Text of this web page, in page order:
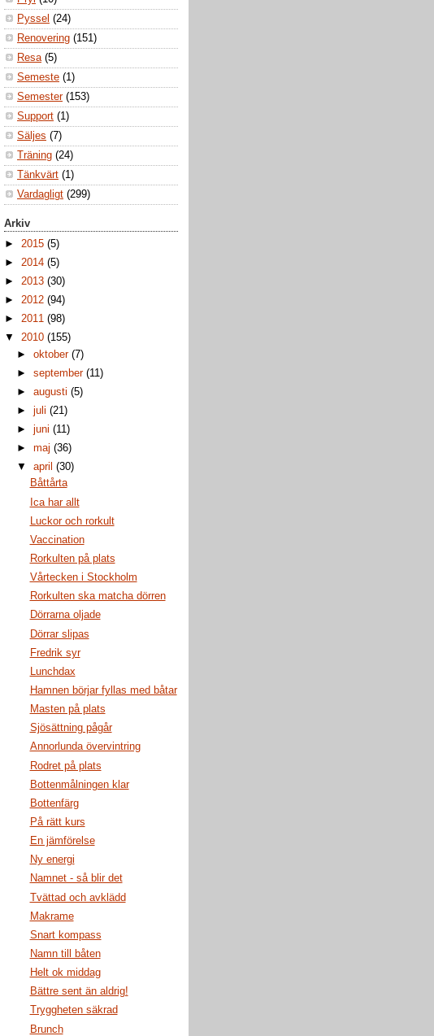
Pyssel (24)
Renovering (151)
Resa (5)
Semeste (1)
Semester (153)
Support (1)
Säljes (7)
Träning (24)
Tänkvärt (1)
Vardagligt (299)
Arkiv
► 2015 (5)
► 2014 (5)
► 2013 (30)
► 2012 (94)
► 2011 (98)
▼ 2010 (155)
►oktober(7)
►september(11)
►augusti(5)
►juli(21)
►juni(11)
►maj(36)
▼april(30)
Båttårta
Ica har allt
Luckor och rorkult
Vaccination
Rorkulten på plats
Vårtecken i Stockholm
Rorkulten ska matcha dörren
Dörrarna oljade
Dörrar slipas
Fredrik syr
Lunchdax
Hamnen börjar fyllas med båtar
Masten på plats
Sjösättning pågår
Annorlunda övervintring
Rodret på plats
Bottenmålningen klar
Bottenfärg
På rätt kurs
En jämförelse
Ny energi
Namnet - så blir det
Tvättad och avklädd
Makrame
Snart kompass
Namn till båten
Helt ok middag
Bättre sent än aldrig!
Tryggheten säkrad
Brunch